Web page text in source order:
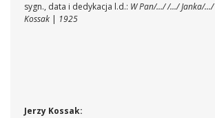
sygn., data i dedykacja l.d.: W Pan/.../ /.../ Janka/.../
Kossak
1925
Jerzy Kossak: